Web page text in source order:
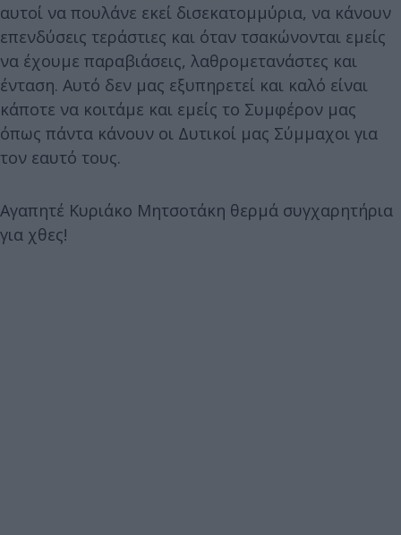
αυτοί να πουλάνε εκεί δισεκατομμύρια, να κάνουν
επενδύσεις τεράστιες και όταν τσακώνονται εμείς
να έχουμε παραβιάσεις, λαθρομετανάστες και
ένταση. Αυτό δεν μας εξυπηρετεί και καλό είναι
κάποτε να κοιτάμε και εμείς το Συμφέρον μας
όπως πάντα κάνουν οι Δυτικοί μας Σύμμαχοι για
τον εαυτό τους.
Αγαπητέ Κυριάκο Μητσοτάκη θερμά συγχαρητήρια
για χθες!